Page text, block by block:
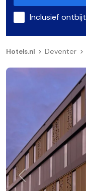
Inclusief ontbijt
Hotels.nl Deventer